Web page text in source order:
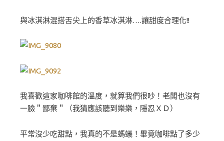
與冰淇淋混搭舌尖上的香草冰淇淋….讓甜度合理化!!
我喜歡這家咖啡館的溫度，就算我們很吵！老闆也沒有
一臉＂鄙棄＂（我猜應該聽到樂樂，隱忍ＸＤ）
平常沒少吃甜點，我真的不是螞蟻！畢竟咖啡點了多少